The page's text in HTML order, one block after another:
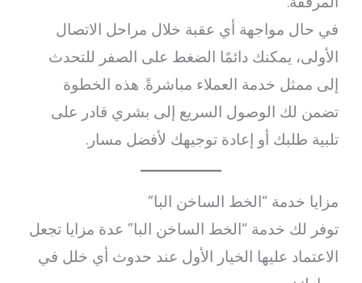
في حال مواجهة أي عقبة خلال مراحل الاتصال
الأولى، يمكنك دائمًا الضغط على الصفر للتحدث
إلى ممثل خدمة العملاء مباشرةً. هذه الخطوة
تضمن لك الوصول السريع إلى بشري قادر على
تلبية طلبك أو إعادة توجيهك لأفضل مسار.
مزايا خدمة “الخط الساخن البا”
توفر لك خدمة “الخط الساخن البا” عدة مزايا تجعل
الاعتماد عليها الخيار الأول عند حدوث أي خلل في